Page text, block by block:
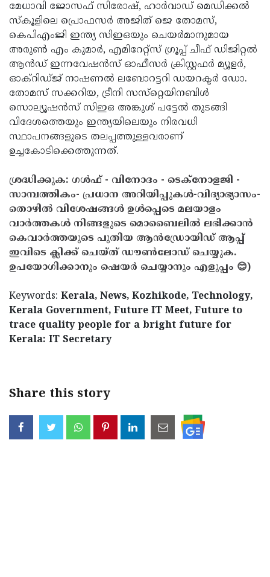
മേധാവി ജോസഫ് സിരോഷ്, ഹാര്‍വാഡ് മെഡിക്കല്‍
സ്‌കൂളിലെ പ്രൊഫസര്‍ അജിത് ജെ തോമസ്,
കെപിഎംജി ഇന്ത്യ സിഇഒയും ചെയര്‍മാനുമായ
അരുണ്‍ എം കുമാര്‍, എമിറേറ്റ്‌സ് ഗ്രൂപ്പ് ചീഫ് ഡിജിറ്റല്‍
ആന്‍ഡ് ഇന്നവേഷന്‍സ് ഓഫീസര്‍ ക്രിസ്റ്റഫര്‍ മ്യൂളര്‍,
ഓക്‌റിഡ്ജ് നാഷണല്‍ ലബോറട്ടറി ഡയറക്ടര്‍ ഡോ.
തോമസ് സക്കറിയ, ട്രീനി സസ്‌റ്റെയിനബിള്‍
സൊല്യൂഷന്‍സ് സിഇഒ അങ്കുശ് പട്ടേല്‍ തുടങ്ങി
വിദേശത്തെയും ഇന്ത്യയിലെയും നിരവധി
സ്ഥാപനങ്ങളുടെ തലപ്പത്തുള്ളവരാണ്
ഉച്ചകോടിക്കെത്തുന്നത്.
ശ്രദ്ധിക്കുക: ഗൾഫ് - വിനോദം - ടെക്നോളജി -
സാമ്പത്തികം- പ്രധാന അറിയിപ്പുകൾ-വിദ്യാഭ്യാസം-
തൊഴിൽ വിശേഷങ്ങൾ ഉൾപ്പെടെ മലയാളം
വാർത്തകൾ നിങ്ങളുടെ മൊബൈലിൽ ലഭിക്കാൻ
കെവാർത്തയുടെ പുതിയ ആൻഡ്രോയിഡ് ആപ്പ്
ഇവിടെ ക്ലിക്ക് ചെയ്ത് ഡൗൺലോഡ് ചെയ്യുക.
ഉപയോഗിക്കാനും ഷെയർ ചെയ്യാനും എളുപ്പം 😊)
Keywords: Kerala, News, Kozhikode, Technology,
Kerala Government, Future IT Meet, Future to
trace quality people for a bright future for
Kerala: IT Secretary
Share this story